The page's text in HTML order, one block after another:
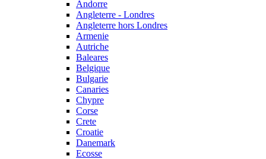
Andorre
Angleterre - Londres
Angleterre hors Londres
Armenie
Autriche
Baleares
Belgique
Bulgarie
Canaries
Chypre
Corse
Crete
Croatie
Danemark
Ecosse